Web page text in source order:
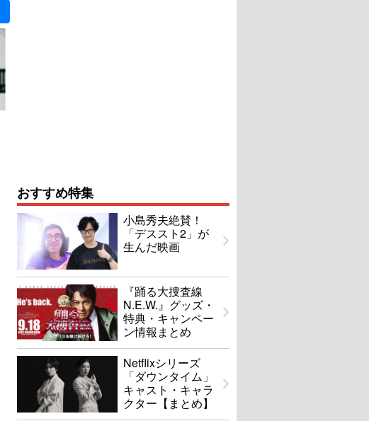
おすすめ特集
小島秀夫絶賛！
「デススト2」が
生んだ映画
『踊る大捜査線
N.E.W.』グッズ・
特典・キャンペー
ン情報まとめ
Netflixシリーズ
「ダウンタイム」
キャスト・キャラ
クター【まとめ】